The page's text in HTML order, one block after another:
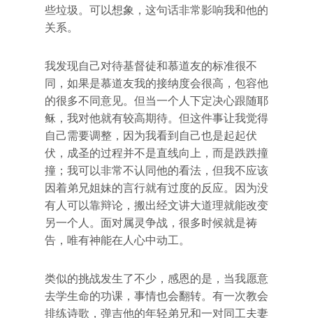
些垃圾。可以想象，这句话非常影响我和他的
关系。
我发现自己对待基督徒和慕道友的标准很不
同，如果是慕道友我的接纳度会很高，包容他
的很多不同意见。但当一个人下定决心跟随耶
稣，我对他就有较高期待。但这件事让我觉得
自己需要调整，因为我看到自己也是起起伏
伏，成圣的过程并不是直线向上，而是跌跌撞
撞；我可以非常不认同他的看法，但我不应该
因着弟兄姐妹的言行就有过度的反应。因为没
有人可以靠辩论，搬出经文讲大道理就能改变
另一个人。面对属灵争战，很多时候就是祷
告，唯有神能在人心中动工。
类似的挑战发生了不少，感恩的是，当我愿意
去学生命的功课，事情也会翻转。有一次教会
排练诗歌，弹吉他的年轻弟兄和一对同工夫妻